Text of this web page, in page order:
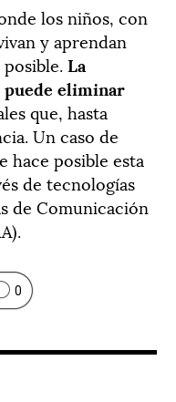
los niños, con
y aprendan
La
puede eliminar
que, hasta
Un caso de
hace posible esta
de tecnologías
de Comunicación
0